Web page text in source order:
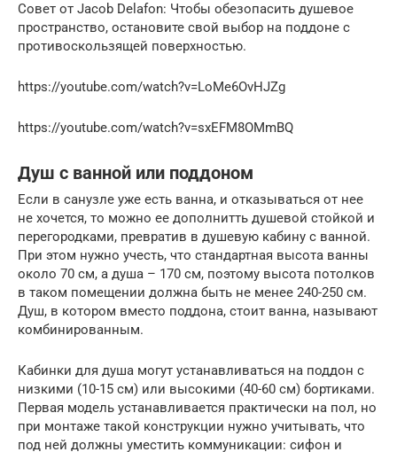
Совет от Jacob Delafon: Чтобы обезопасить душевое
пространство, остановите свой выбор на поддоне с
противоскользящей поверхностью.
https://youtube.com/watch?v=LoMe6OvHJZg
https://youtube.com/watch?v=sxEFM8OMmBQ
Душ с ванной или поддоном
Если в санузле уже есть ванна, и отказываться от нее
не хочется, то можно ее дополнитть душевой стойкой и
перегородками, превратив в душевую кабину с ванной.
При этом нужно учесть, что стандартная высота ванны
около 70 см, а душа – 170 см, поэтому высота потолков
в таком помещении должна быть не менее 240-250 см.
Душ, в котором вместо поддона, стоит ванна, называют
комбинированным.
Кабинки для душа могут устанавливаться на поддон с
низкими (10-15 см) или высокими (40-60 см) бортиками.
Первая модель устанавливается практически на пол, но
при монтаже такой конструкции нужно учитывать, что
под ней должны уместить коммуникации: сифон и